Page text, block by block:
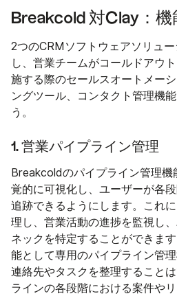
Breakcold 対Clay：機
2つのCRMソフトウェアソリュ
し、営業チームがコールドアウ
施する際のセールスオートメー
ングツール、コンタクト管理機
う。
1. 営業パイプライン管理
Breakcoldのパイプライン管理
覚的に可視化し、ユーザーが各
追跡できるようにします。これ
理し、営業活動の進捗を監視し
ネックを特定することができま
能として専用のパイプライン管
連絡先やタスクを整理すること
ラインの各段階における案件や